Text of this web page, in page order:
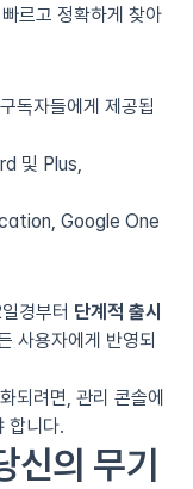
르고 정확하게 찾아
독자들에게 제공됩
및 Plus,
Google One
경부터 단계적 출시
사용자에게 반영되
되려면, 관리 콘솔에
합니다.
의 무기